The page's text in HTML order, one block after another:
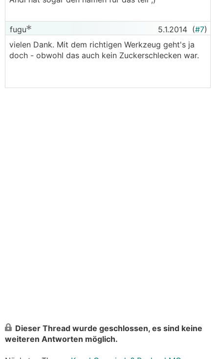
fugu 5.1.2014 (#7)
vielen Dank. Mit dem richtigen Werkzeug geht's ja
doch - obwohl das auch kein Zuckerschlecken war.
Dieser Thread wurde geschlossen, es sind keine
weiteren Antworten möglich.